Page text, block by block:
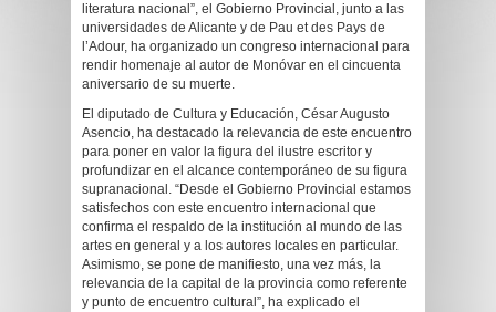
literatura nacional”, el Gobierno Provincial, junto a las
universidades de Alicante y de Pau et des Pays de
l’Adour, ha organizado un congreso internacional para
rendir homenaje al autor de Monóvar en el cincuenta
aniversario de su muerte.
El diputado de Cultura y Educación, César Augusto
Asencio, ha destacado la relevancia de este encuentro
para poner en valor la figura del ilustre escritor y
profundizar en el alcance contemporáneo de su figura
supranacional. “Desde el Gobierno Provincial estamos
satisfechos con este encuentro internacional que
confirma el respaldo de la institución al mundo de las
artes en general y a los autores locales en particular.
Asimismo, se pone de manifiesto, una vez más, la
relevancia de la capital de la provincia como referente
y punto de encuentro cultural”, ha explicado el